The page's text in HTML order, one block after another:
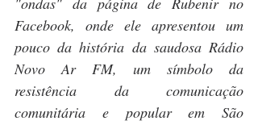
Facebook, onde ele apresentou um
pouco da história da saudosa Rádio
Novo Ar FM, um símbolo da
resistência da comunicação
comunitária e popular em São